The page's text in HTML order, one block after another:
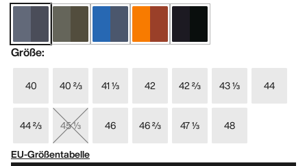
Größe:
40 40 ⅔ 41 ⅓ 42 42 ⅔ 43 ⅓ 44
44 ⅔ 45 ⅓ 46 46 ⅔ 47 ⅓
48
EU-Größentabelle